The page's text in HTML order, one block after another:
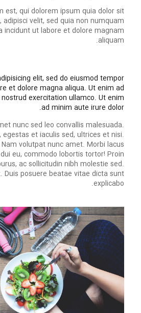
est, qui dolorem ipsum quia dolor sit
velit, sed quia non numquam
incidunt ut labore et dolore magnam
aliquam.
elit, sed do eiusmod tempor
et dolore magna aliqua. Ut enim ad
exercitation ullamco. Ut enim
ad minim aute irure dolor.
nunc sed leo convallis malesuada.
et iaculis sed, ultrices et nisi.
volutpat nunc amet. Morbi lacus
eu, commodo lobortis tortor! Proin
ac sollicitudin nibh molestie sed.
Duis posuere beatae vitae dicta sunt
explicabo.